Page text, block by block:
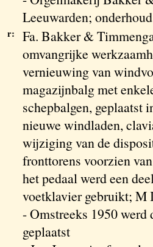
Leeuwarden;
r:
Fa. Bakker &
omvangrijke
vernieuwing van
magazijnbalg met
schepbalgen, geplaatst
nieuwe windladen,
wijziging van de
fronttorens voorzien
het pedaal werd een
voetklavier gebruikt; M
- Omstreeks 1950
geplaatst